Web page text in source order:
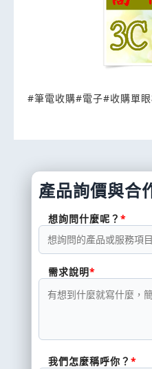
#筆電收購#電子#收購單
產品詢價與合
想詢問什麼呢？
需求說明
我們怎麼稱呼你？